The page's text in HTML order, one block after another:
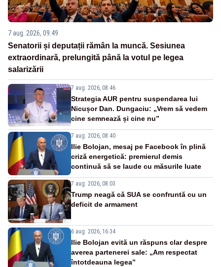
7 aug. 2026, 09:49
Senatorii și deputații rămân la muncă. Sesiunea
extraordinară, prelungită până la votul pe legea
salarizării
7 aug. 2026, 08:46
Strategia AUR pentru suspendarea lui
Nicușor Dan. Dungaciu: „Vrem să vedem
cine semnează și cine nu”
7 aug. 2026, 08:40
Ilie Bolojan, mesaj pe Facebook în plină
criză energetică: premierul demis
continuă să se laude cu măsurile luate
7 aug. 2026, 08:03
Trump neagă că SUA se confruntă cu un
deficit de armament
6 aug. 2026, 16:34
Ilie Bolojan evită un răspuns clar despre
averea partenerei sale: „Am respectat
întotdeauna legea”